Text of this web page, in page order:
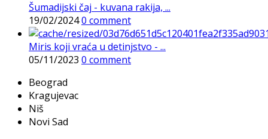
Šumadijski čaj - kuvana rakija, ...
19/02/20240 comment
Miris koji vraća u detinjstvo - ...
05/11/2023 0 comment
Beograd
Kragujevac
Niš
Novi Sad